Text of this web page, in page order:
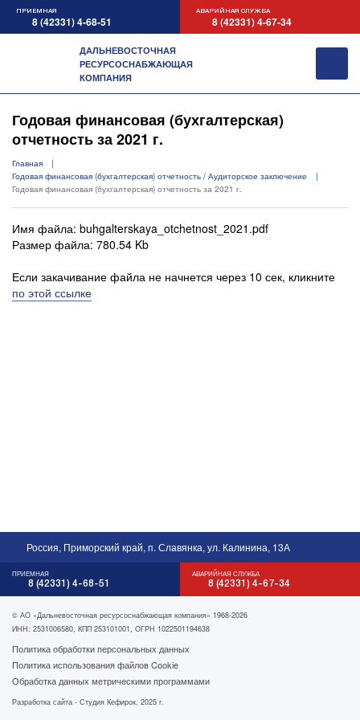
ПРИЕМНАЯ
8 (42331) 4-68-51
АВАРИЙНАЯ СЛУЖБА
8 (42331) 4-67-34
ДАЛЬНЕВОСТОЧНАЯ
РЕСУРСОСНАБЖАЮЩАЯ
КОМПАНИЯ
Годовая финансовая (бухгалтерская)
отчетность за 2021 г.
Главная
Годовая финансовая (бухгалтерская) отчетность / Аудиторское заключение
Годовая финансовая (бухгалтерская) отчетность за 2021 г.
Имя файла: buhgalterskaya_otchetnost_2021.pdf
Размер файла: 780.54 Kb
Если закачивание файла не начнется через 10 сек, кликните
по этой ссылке
Россия, Приморский край, п. Славянка, ул. Калинина, 13А
ПРИЕМНАЯ
8 (42331) 4-68-51
АВАРИЙНАЯ СЛУЖБА
8 (42331) 4-67-34
© АО «Дальневосточная ресурсоснабжающая компания» 1968-2026
ИНН: 2531006580, КПП 253101001, ОГРН 1022501194638
Политика обработки персональных данных
Политика использования файлов Cookie
Обработка данных метрическими программами
Разработка сайта - Студия Кефирок, 2025 г.